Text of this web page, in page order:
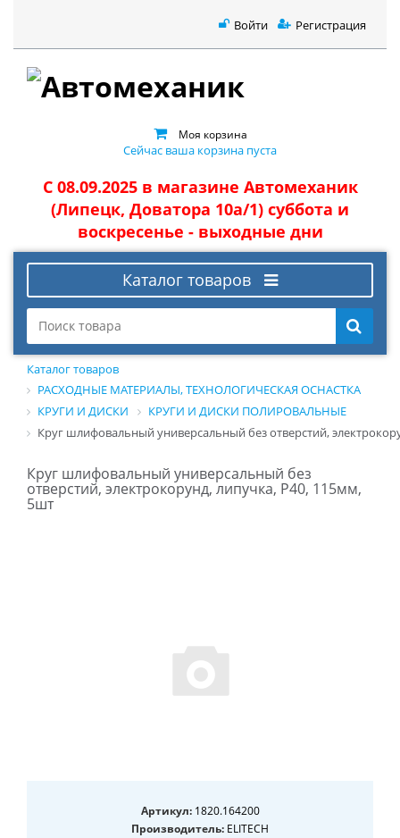
Войти Регистрация
Моя корзина
Сейчас ваша корзина пуста
С 08.09.2025 в магазине Автомеханик
(Липецк, Доватора 10а/1) суббота и
воскресенье - выходные дни
Каталог товаров
Каталог товаров
РАСХОДНЫЕ МАТЕРИАЛЫ, ТЕХНОЛОГИЧЕСКАЯ ОСНАСТКА
КРУГИ И ДИСКИ
КРУГИ И ДИСКИ ПОЛИРОВАЛЬНЫЕ
Круг шлифовальный универсальный без отверстий,
Круг шлифовальный универсальный без
отверстий, электрокорунд, липучка, P40, 115мм,
5шт
Артикул:1820.164200
Производитель: ELITECH